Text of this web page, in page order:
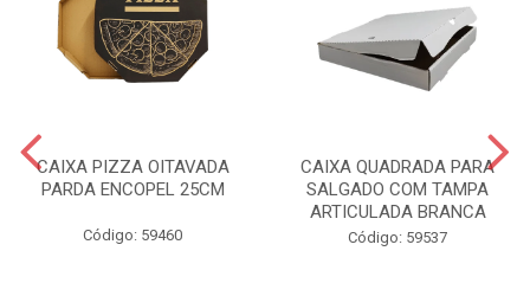
CAIXA PIZZA OITAVADA
PARDA ENCOPEL 25CM
Código: 59460
CAIXA QUADRADA PARA
SALGADO COM TAMPA
ARTICULADA BRANCA
Código: 59537